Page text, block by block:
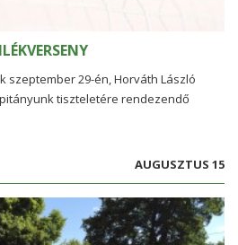
29-én, Horváth László
tiszteletére rendezendő
AUGUSZTUS 15